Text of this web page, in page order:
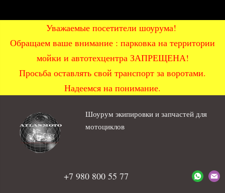
Уважаемые посетители шоурума!
Обращаем ваше внимание : парковка на территории
мойки и автотехцентра ЗАПРЕЩЕНА!
Просьба оставлять свой транспорт за воротами.
Надеемся на понимание.
Шоурум экипировки и запчастей для
мотоциклов
+7 980 800 55 77